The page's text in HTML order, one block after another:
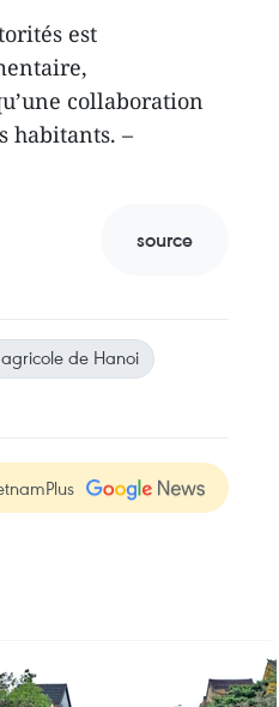
est
collaboration
habitants. –
source
de Hanoi